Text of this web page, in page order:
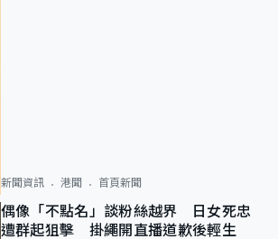
新聞資訊 港聞 首頁新聞
偶像「不點名」談粉絲越界 日女死忠
遭群起狙擊 掛繩開直播道歉後輕生